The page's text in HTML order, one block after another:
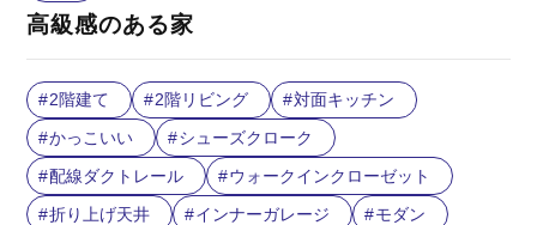
高級感のある家
2階建て 2階リビング
対面キッチン
かっこいい
シューズクローク
配線ダクトレール
ウォークインクローゼット
折り上げ天井
インナーガレージ
モダン